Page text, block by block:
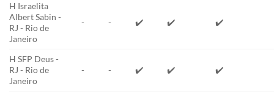
H Israelita
Albert Sabin -
RJ - Rio de
Janeiro
- - ✔️ ✔️ ✔️
H SFP Deus -
RJ - Rio de
Janeiro
- - ✔️ ✔️ ✔️